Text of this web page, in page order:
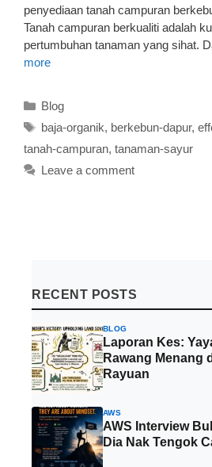
penyediaan tanah campuran
Tanah campuran berkualiti adalah
pertumbuhan tanaman yang sihat.
more
Categories
Blog
Tags
baja-organik, berkebun-dapur,
tanah-campuran, tanaman-sayur
Leave a comment
RECENT POSTS
BLOG
Laporan Kes:
Rawang Menang
Rayuan
AWS
AWS Interview
Dia Nak Tengok